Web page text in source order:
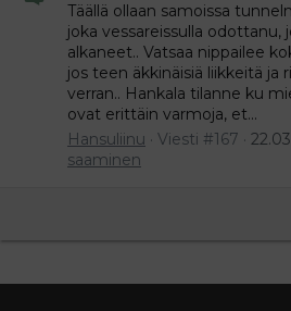
Täällä ollaan samoissa
joka vessareissulla
alkaneet.. Vatsaa nippailee
jos teen äkkinäisiä liikkeitä ja
verran.. Hankala tilanne ku
ovat erittäin varmoja, et...
Hansuliinu
Viesti #167
saaminen